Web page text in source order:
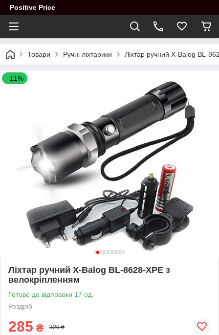
Positive Price
Товари Ручні ліхтарики Ліхтар ручний X-Balog BL-
–11%
Ліхтар ручний X-Balog BL-8628-XPE з
велокріпленням
Готово до відправки 17 од.
Роздріб
285 ₴ 320 ₴